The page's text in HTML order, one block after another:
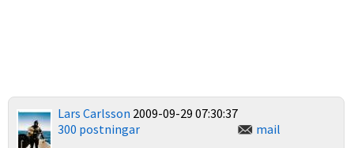
Lars Carlsson 2009-09-29 07:30:37
300 postningar
mail